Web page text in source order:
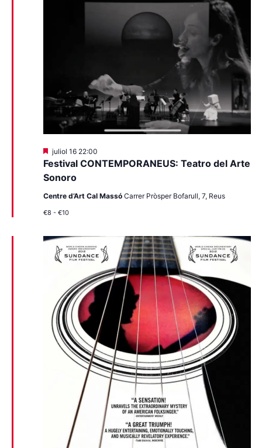
Festival CONTEMPORANEUS: Teatro del Arte
Sonoro
Destacats
juliol 16 22:00
Centre d’Art Cal Massó Carrer Pròsper Bofarull, 7, Reus
€8 - €10